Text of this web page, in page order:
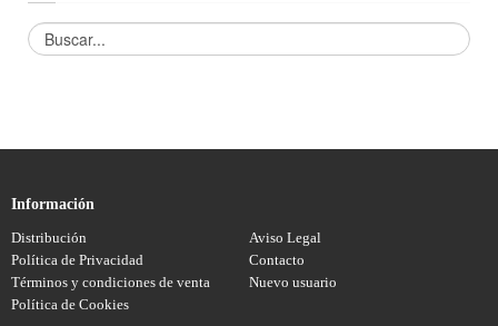
Información
Distribución
Aviso Legal
Política de Privacidad
Contacto
Términos y condiciones de venta
Nuevo usuario
Política de Cookies